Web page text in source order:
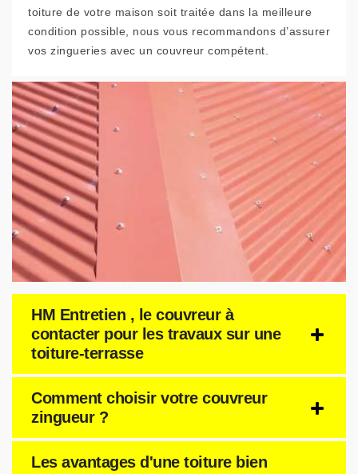
toiture de votre maison soit traitée dans la meilleure
condition possible, nous vous recommandons d’assurer
vos zingueries avec un couvreur compétent.
HM Entretien , le couvreur à
contacter pour les travaux sur une
toiture-terrasse
Comment choisir votre couvreur
zingueur ?
Les avantages d'une toiture bien